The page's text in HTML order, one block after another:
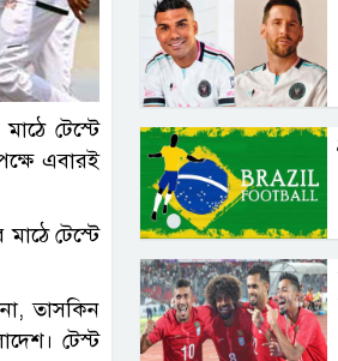
টেস্টে
এবারই
টেস্টে
তাসকিন
টেস্ট